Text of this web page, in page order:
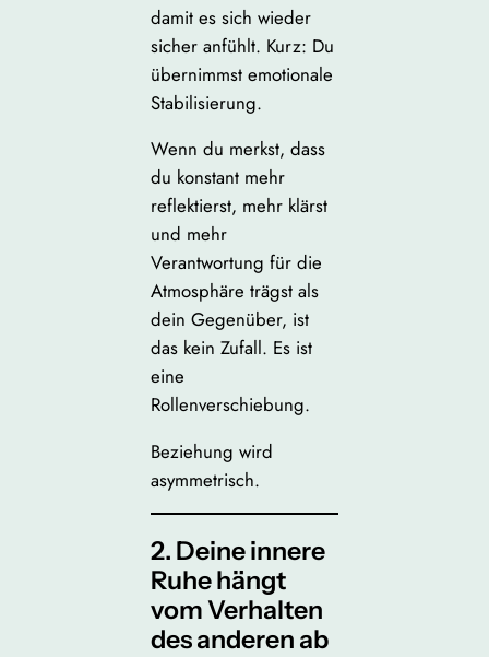
damit es sich wieder
sicher anfühlt. Kurz: Du
übernimmst emotionale
Stabilisierung.
Wenn du merkst, dass
du konstant mehr
reflektierst, mehr klärst
und mehr
Verantwortung für die
Atmosphäre trägst als
dein Gegenüber, ist
das kein Zufall. Es ist
eine
Rollenverschiebung.
Beziehung wird
asymmetrisch.
2. Deine innere
Ruhe hängt
vom Verhalten
des anderen ab